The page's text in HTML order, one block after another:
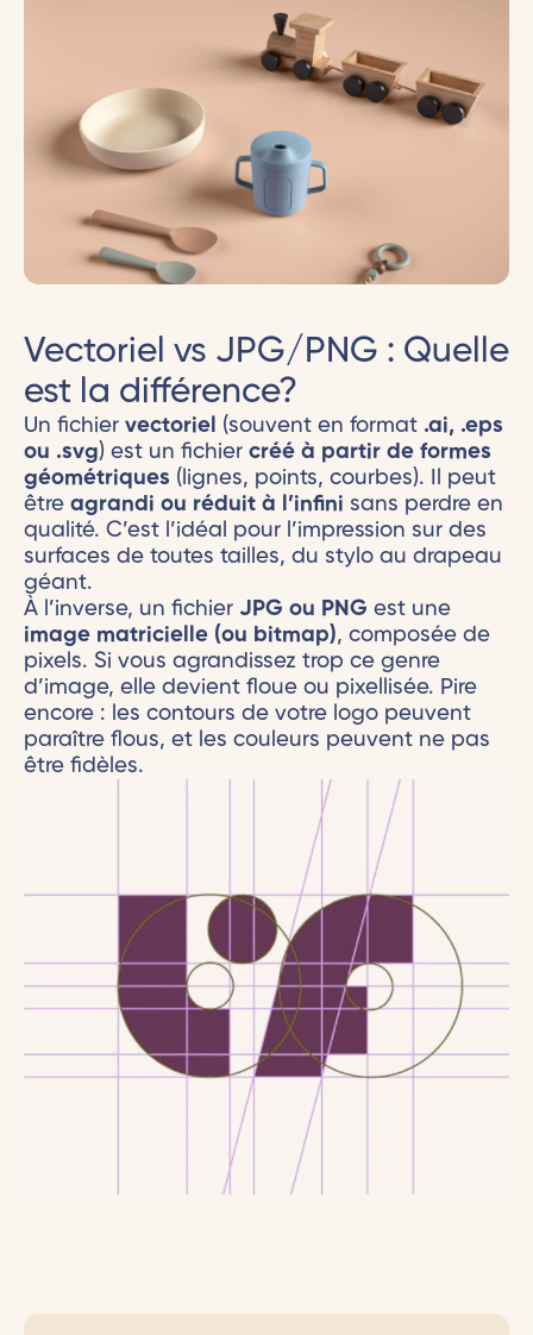
Vectoriel vs JPG/PNG : Quelle
est la différence?
Un fichier vectoriel (souvent en format .ai, .eps
ou .svg) est un fichier créé à partir de formes
géométriques (lignes, points, courbes). Il peut
être agrandi ou réduit à l’infini sans perdre en
qualité. C’est l’idéal pour l’impression sur des
surfaces de toutes tailles, du stylo au drapeau
géant.
À l’inverse, un fichier JPG ou PNG est une
image matricielle (ou bitmap), composée de
pixels. Si vous agrandissez trop ce genre
d’image, elle devient floue ou pixellisée. Pire
encore : les contours de votre logo peuvent
paraître flous, et les couleurs peuvent ne pas
être fidèles.